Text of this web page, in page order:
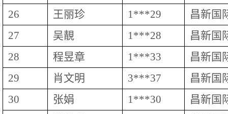
26
王丽珍 1***29
昌新国
27
吴靚 1***28
昌新国
28
程昱章 1***33
昌新国
29
肖文明 3***37
昌新国
30
张娟 1***30
昌新国